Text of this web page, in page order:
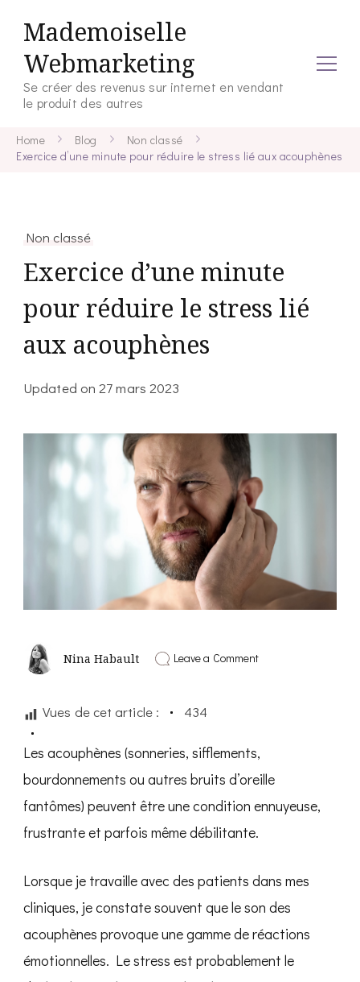
Mademoiselle
Webmarketing
Se créer des revenus sur internet en vendant
le produit des autres
Home Blog
Non classé
Exercice d’une minute pour réduire le stress lié aux acouphènes
Non classé
Exercice d’une minute
pour réduire le stress lié
aux acouphènes
Updated on27 mars 2023
Nina Habault Leave a Commenton
stress
lié
aux
acouphènes
Vues de cet article : 434
Les acouphènes (sonneries, sifflements,
bourdonnements ou autres bruits d’oreille
fantômes) peuvent être une condition ennuyeuse,
frustrante et parfois même débilitante.
Lorsque je travaille avec des patients dans mes
cliniques, je constate souvent que le son des
acouphènes provoque une gamme de réactions
émotionnelles. Le stress est probablement le